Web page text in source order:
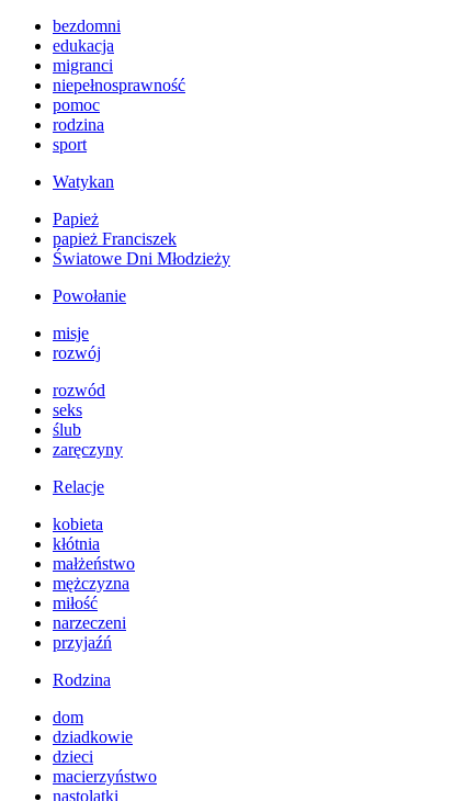
bezdomni
edukacja
migranci
niepełnosprawność
pomoc
rodzina
sport
Watykan
Papież
papież Franciszek
Światowe Dni Młodzieży
Powołanie
misje
rozwój
rozwód
seks
ślub
zaręczyny
Relacje
kobieta
kłótnia
małżeństwo
mężczyzna
miłość
narzeczeni
przyjaźń
Rodzina
dom
dziadkowie
dzieci
macierzyństwo
nastolatki